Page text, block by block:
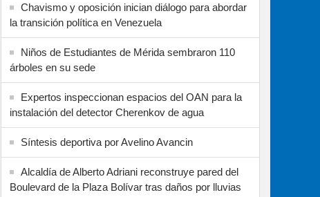
Chavismo y oposición inician diálogo para abordar
la transición política en Venezuela
Niños de Estudiantes de Mérida sembraron 110
árboles en su sede
Expertos inspeccionan espacios del OAN para la
instalación del detector Cherenkov de agua
Síntesis deportiva por Avelino Avancin
Alcaldía de Alberto Adriani reconstruye pared del
Boulevard de la Plaza Bolívar tras daños por lluvias